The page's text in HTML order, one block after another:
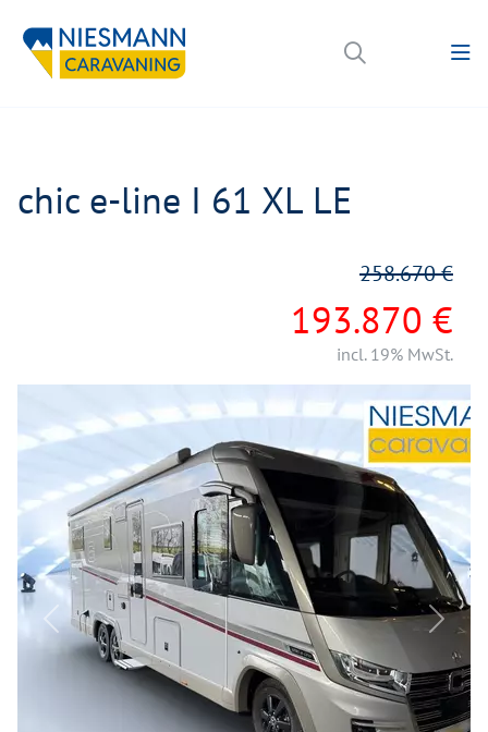
chic e-line I 61 XL LE
193.870 €
258.670 €
incl. 19% MwSt.
Previous Next